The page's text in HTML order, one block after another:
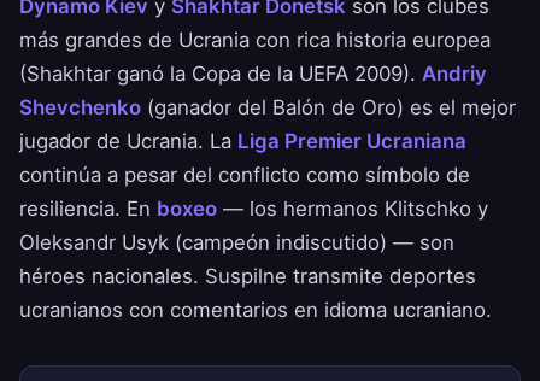
Dynamo Kiev y Shakhtar Donetsk son los clubes
más grandes de Ucrania con rica historia europea
(Shakhtar ganó la Copa de la UEFA 2009). Andriy
Shevchenko (ganador del Balón de Oro) es el mejor
jugador de Ucrania. La Liga Premier Ucraniana
continúa a pesar del conflicto como símbolo de
resiliencia. En boxeo — los hermanos Klitschko y
Oleksandr Usyk (campeón indiscutido) — son
héroes nacionales. Suspilne transmite deportes
ucranianos con comentarios en idioma ucraniano.